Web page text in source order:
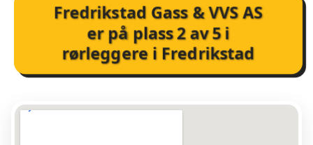
Fredrikstad Gass & VVS AS
er på plass2av5i
rørleggere i Fredrikstad